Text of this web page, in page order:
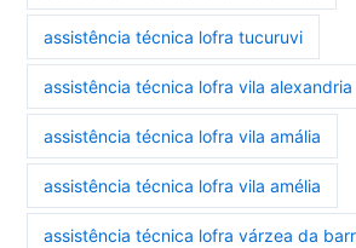
assistência técnica lofra tucuruvi
assistência técnica lofra vila alexandria
assistência técnica lofra vila amália
assistência técnica lofra vila amélia
assistência técnica lofra várzea da